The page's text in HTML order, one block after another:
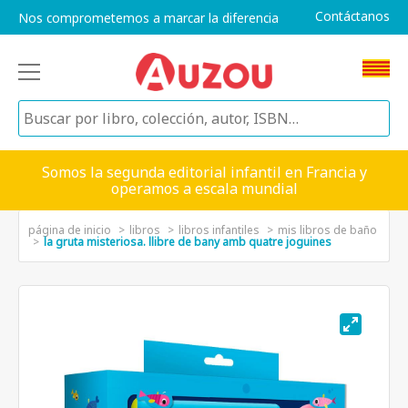
Nos comprometemos a marcar la diferencia Contáctanos
Somos la segunda editorial infantil en Francia y
operamos a escala mundial
página de inicio libros libros infantiles mis libros de baño
la gruta misteriosa. llibre de bany amb quatre joguines